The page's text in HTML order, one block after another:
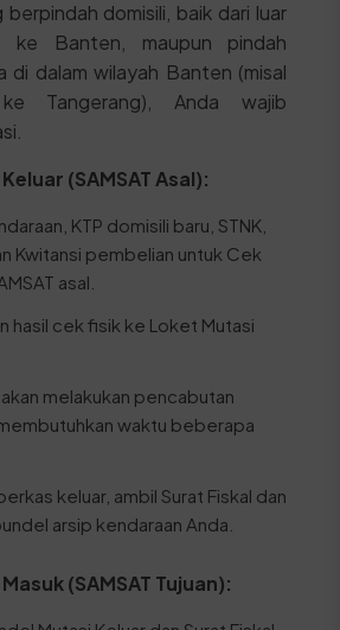
berpindah domisili, baik dari luar
ke Banten, maupun pindah
dalam wilayah Banten (misal
Tangerang), Anda wajib
(SAMSAT Asal):
KTP domisili baru, STNK,
Kwitansi pembelian untuk Cek
asal.
hasil cek fisik ke Loket Mutasi
melakukan pencabutan
waktu beberapa
keluar, ambil Surat Fiskal dan
arsip kendaraan Anda.
(SAMSAT Tujuan):